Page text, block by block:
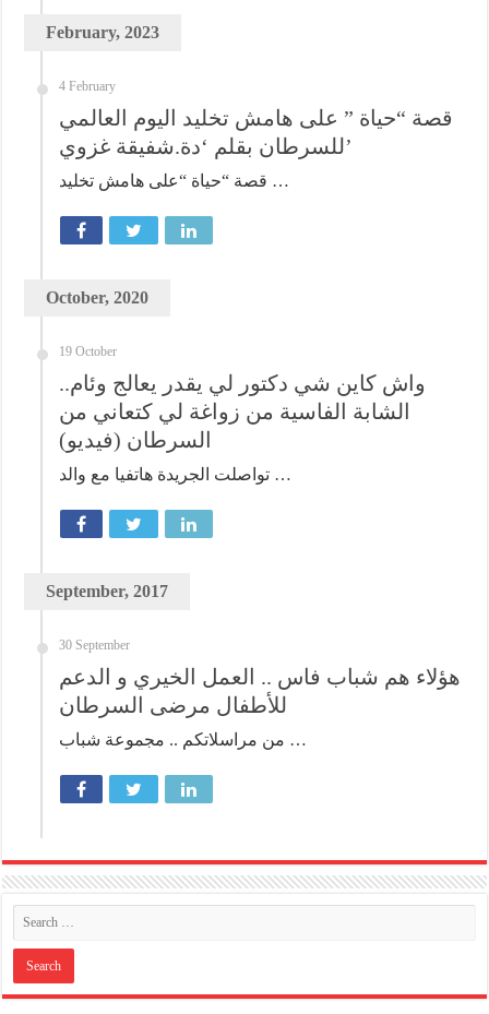
February, 2023
4 February
قصة “حياة ” على هامش تخليد اليوم العالمي
للسرطان بقلم ‘دة.شفيقة غزوي’
قصة “حياة “على هامش تخليد …
October, 2020
19 October
واش كاين شي دكتور لي يقدر يعالج وئام..
الشابة الفاسية من زواغة لي كتعاني من
السرطان (فيديو)
تواصلت الجريدة هاتفيا مع والد …
September, 2017
30 September
هؤلاء هم شباب فاس .. العمل الخيري و الدعم
للأطفال مرضى السرطان
من مراسلاتكم .. مجموعة شباب …